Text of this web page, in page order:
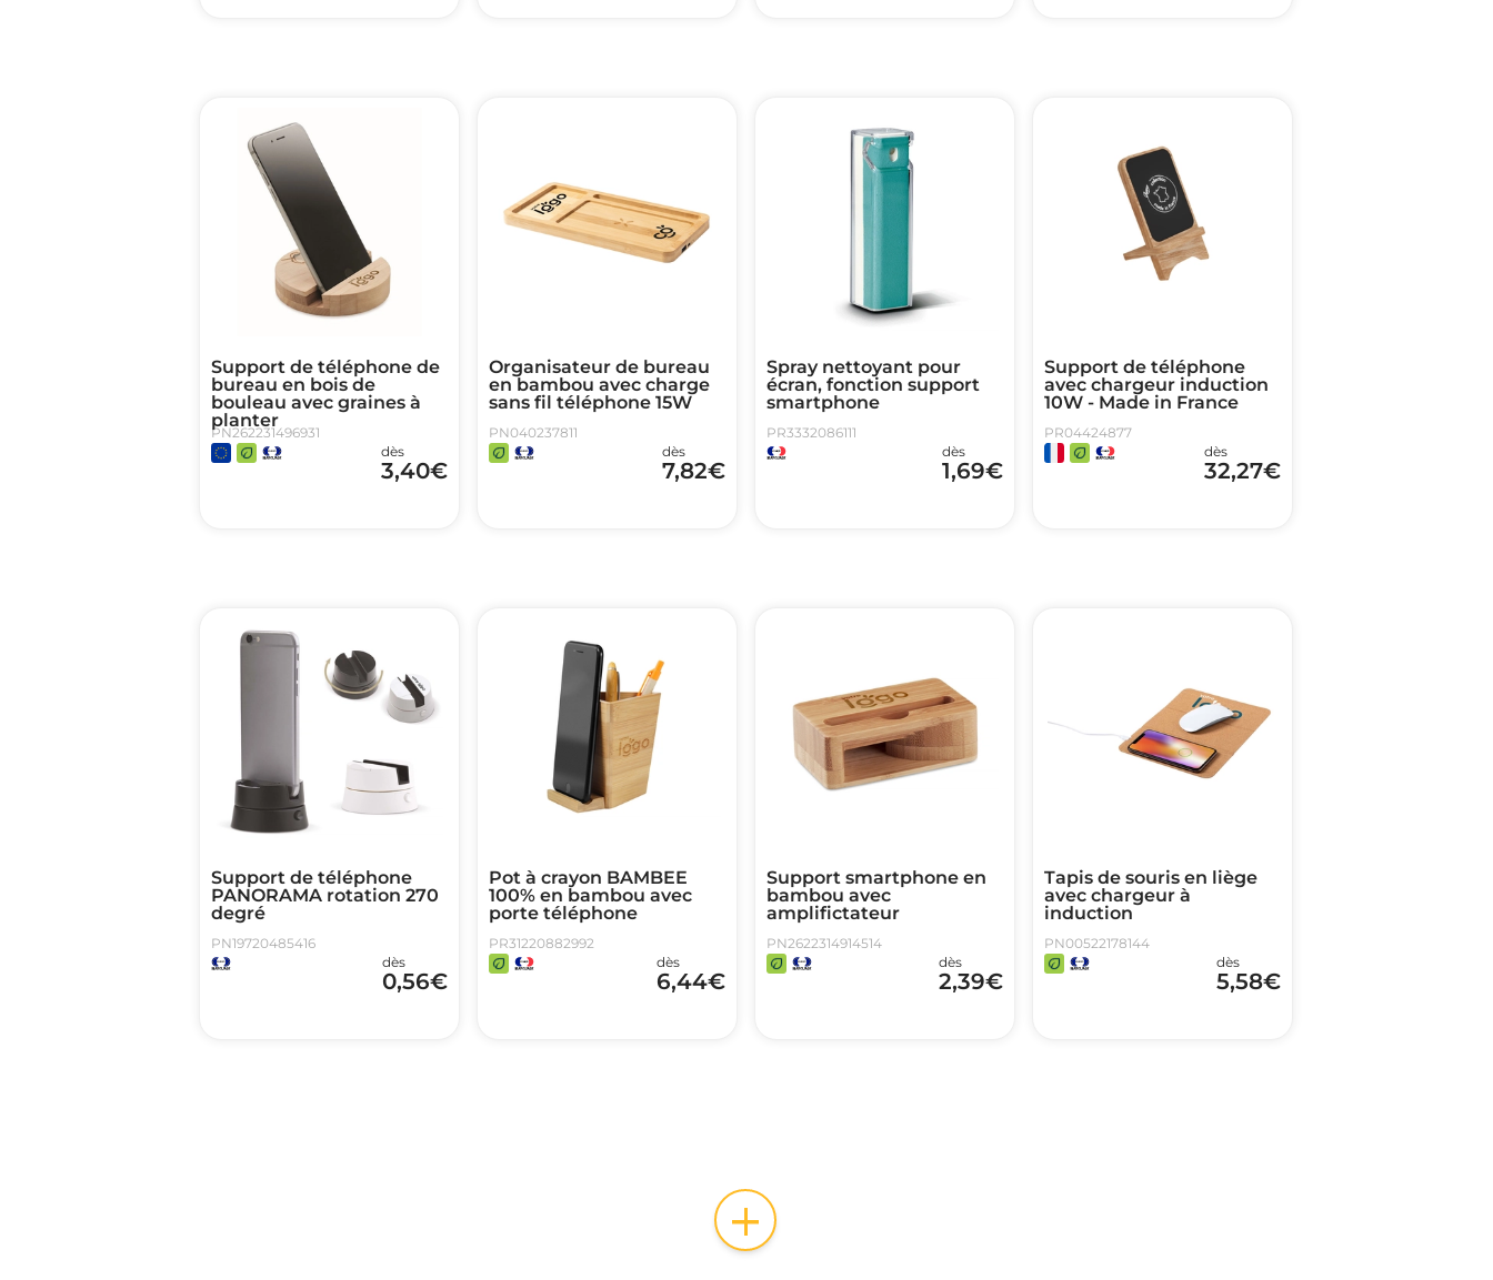
Support de téléphone de
bureau en bois de
bouleau avec graines à
planter
PN262231496931
dès
3,40€
Organisateur de bureau
en bambou avec charge
sans fil téléphone 15W
PN040237811
dès
7,82€
Spray nettoyant pour
écran, fonction support
smartphone
PR3332086111
dès
1,69€
Support de téléphone
avec chargeur induction
10W - Made in France
PR04424877
dès
32,27€
Support de téléphone
PANORAMA rotation 270
degré
PN19720485416
dès
0,56€
Pot à crayon BAMBEE
100% en bambou avec
porte téléphone
PR31220882992
dès
6,44€
Support smartphone en
bambou avec
amplifictateur
PN2622314914514
dès
2,39€
Tapis de souris en liège
avec chargeur à
induction
PN00522178144
dès
5,58€
+